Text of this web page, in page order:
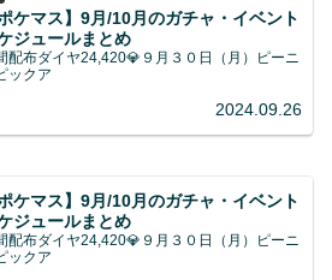
ポケマス】9月/10月のガチャ・イベント
ジュールまとめ
配布ダイヤ24,420💎９月３０日（月）ピーニ
ックア
2024.09.26
ポケマス】9月/10月のガチャ・イベント
ジュールまとめ
配布ダイヤ24,420💎９月３０日（月）ピーニ
ックア